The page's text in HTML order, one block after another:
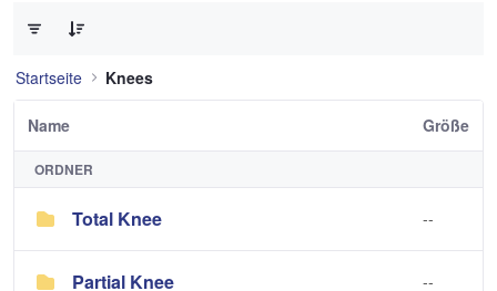
Startseite Knees
Name Größe
ORDNER
Total Knee --
Partial Knee --